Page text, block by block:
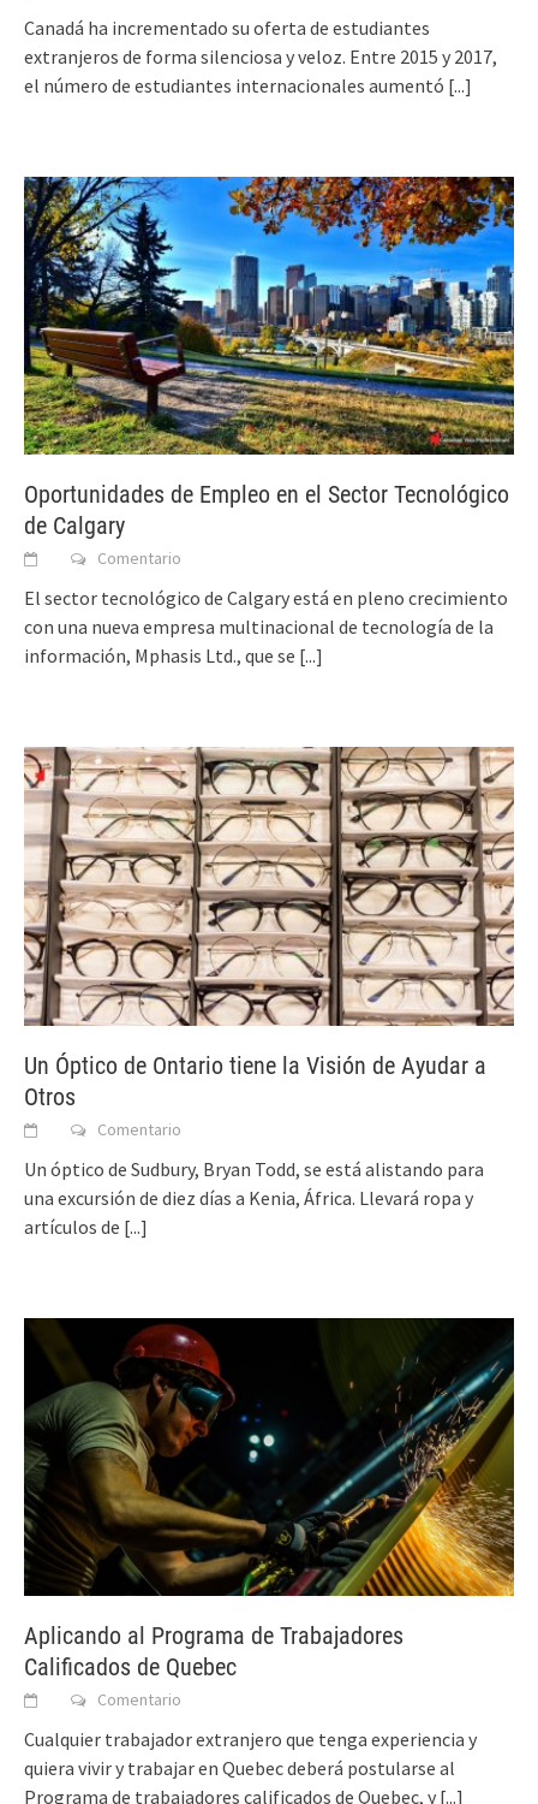
Canadá ha incrementado su oferta de estudiantes
extranjeros de forma silenciosa y veloz. Entre 2015 y 2017,
el número de estudiantes internacionales aumentó [...]
Oportunidades de Empleo en el Sector Tecnológico
de Calgary
Comentario
El sector tecnológico de Calgary está en pleno crecimiento
con una nueva empresa multinacional de tecnología de la
información, Mphasis Ltd., que se [...]
Un Óptico de Ontario tiene la Visión de Ayudar a
Otros
Comentario
Un óptico de Sudbury, Bryan Todd, se está alistando para
una excursión de diez días a Kenia, África. Llevará ropa y
artículos de [...]
Aplicando al Programa de Trabajadores
Calificados de Quebec
Comentario
Cualquier trabajador extranjero que tenga experiencia y
quiera vivir y trabajar en Quebec deberá postularse al
Programa de trabajadores calificados de Quebec, y [...]